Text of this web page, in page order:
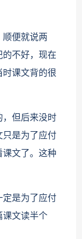
顺便就说两
不好，现在
时课文背的很
，但后来没时
只是为了应付
文了。这种
定是为了应付
课文读半个